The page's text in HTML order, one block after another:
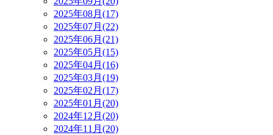
2025年08月(17)
2025年07月(22)
2025年06月(21)
2025年05月(15)
2025年04月(16)
2025年03月(19)
2025年02月(17)
2025年01月(20)
2024年12月(20)
2024年11月(20)